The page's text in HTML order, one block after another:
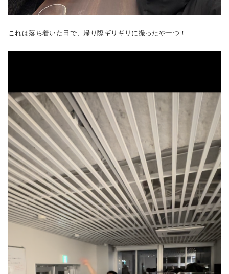
これは落ち着いた日で、帰り際ギリギリに撮ったやーつ！